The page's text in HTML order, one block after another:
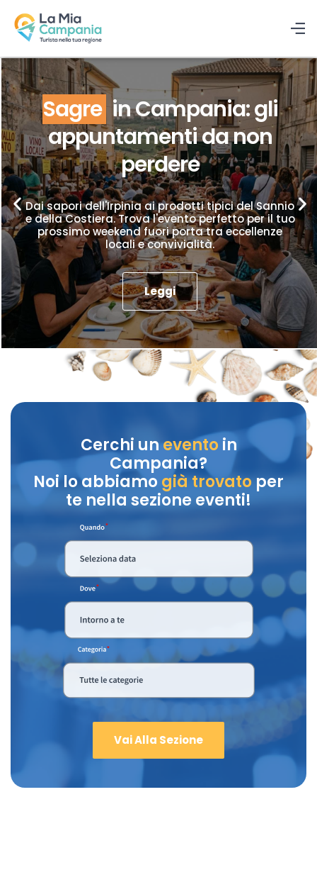
Sagre in Campania: gli
appuntamenti da non
perdere
Dai sapori dell'Irpinia ai prodotti tipici del Sannio
e della Costiera. Trova l'evento perfetto per il tuo
prossimo weekend fuori porta tra eccellenze
locali e convivialità.
Leggi
Cerchi unevento in
Campania?
Noi lo abbiamo già trovatoper
te nella sezione eventi!
Vai Alla Sezione